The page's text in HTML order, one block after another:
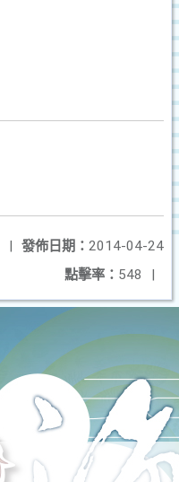
發佈日期： 2014-04-24
|
點擊率： 548 |